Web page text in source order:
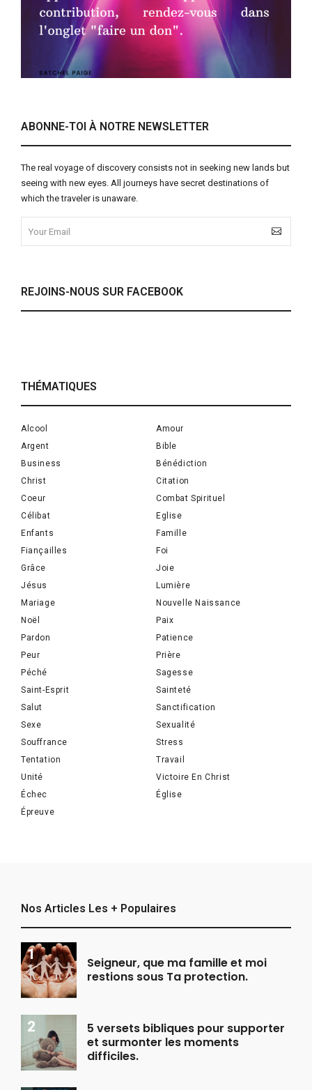
ABONNE-TOI À NOTRE NEWSLETTER
The real voyage of discovery consists not in seeking new lands but
seeing with new eyes. All journeys have secret destinations of
which the traveler is unaware.
REJOINS-NOUS SUR FACEBOOK
THÉMATIQUES
Alcool
Amour
Argent
Bible
Business
Bénédiction
Christ
Citation
Coeur
Combat Spirituel
Célibat
Eglise
Enfants
Famille
Fiançailles
Foi
Grâce
Joie
Jésus
Lumière
Mariage
Nouvelle Naissance
Noël
Paix
Pardon
Patience
Peur
Prière
Péché
Sagesse
Saint-Esprit
Sainteté
Salut
Sanctification
Sexe
Sexualité
Souffrance
Stress
Tentation
Travail
Unité
Victoire En Christ
Échec
Église
Épreuve
Nos Articles Les + Populaires
Seigneur, que ma famille et moi
restions sous Ta protection.
5 versets bibliques pour supporter
et surmonter les moments
difficiles.